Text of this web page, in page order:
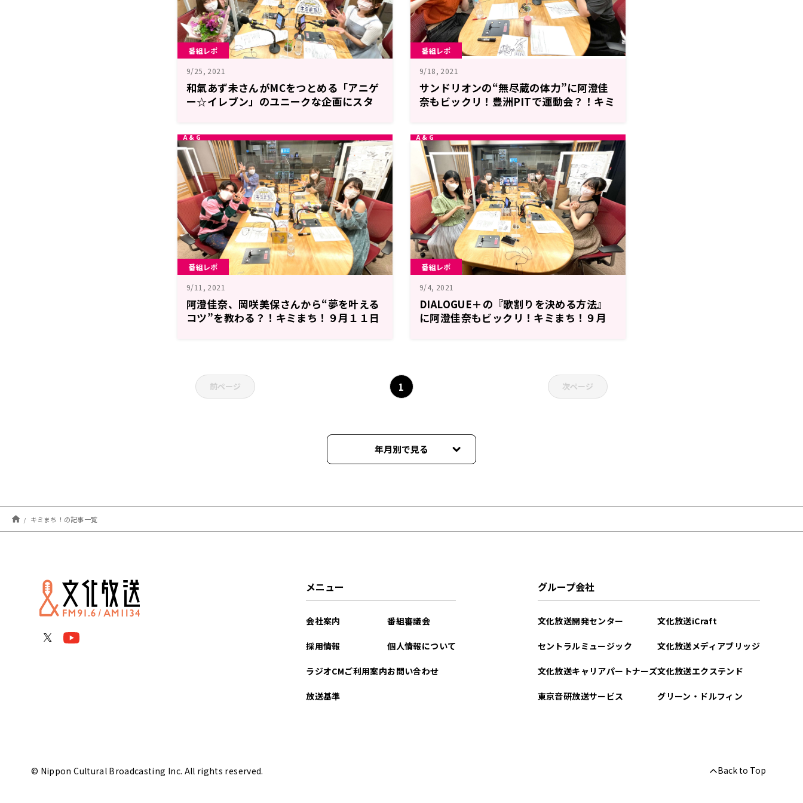
番組レポ
9/25, 2021
和氣あず未さんがMCをつとめる「アニゲ
ー☆イレブン」のユニークな企画にスタ
番組レポ
9/18, 2021
サンドリオンの“無尽蔵の体力”に阿澄佳
奈もビックリ！豊洲PITで運動会？！キミ
番組レポ
9/11, 2021
阿澄佳奈、岡咲美保さんから“夢を叶える
コツ”を教わる？！キミまち！９月１１日
番組レポ
9/4, 2021
DIALOGUE＋の『歌割りを決める方法』
に阿澄佳奈もビックリ！キミまち！９月
前ページ 1 次ページ
年月別で見る
2021年11月
2021年10月
キミまち！の記事一覧
メニュー
会社案内
採用情報
ラジオCMご利用案内
放送基準
番組審議会
個人情報について
お問い合わせ
グループ会社
文化放送開発センター
セントラルミュージック
文化放送キャリアパートナーズ
東京音研放送サービス
文化放送iCraft
文化放送メディアブリッジ
文化放送エクステンド
グリーン・ドルフィン
© Nippon Cultural Broadcasting Inc. All rights reserved. Back to Top